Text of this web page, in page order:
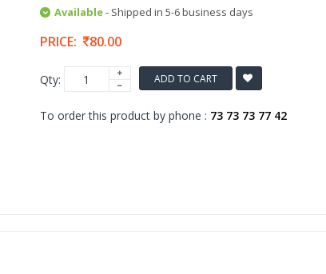
Available- Shipped in 5-6 business days
PRICE: 80.00
Qty: ADD TO CART
To order this product by phone : 73 73 73 77 42